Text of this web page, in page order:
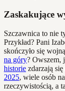
Zaskakujące
Szczawnica to nie
Przykład? Pani
skończyło się
na góry? Owszem,
historie zdarzają
2025, wiele osób
rzeczywistością, a